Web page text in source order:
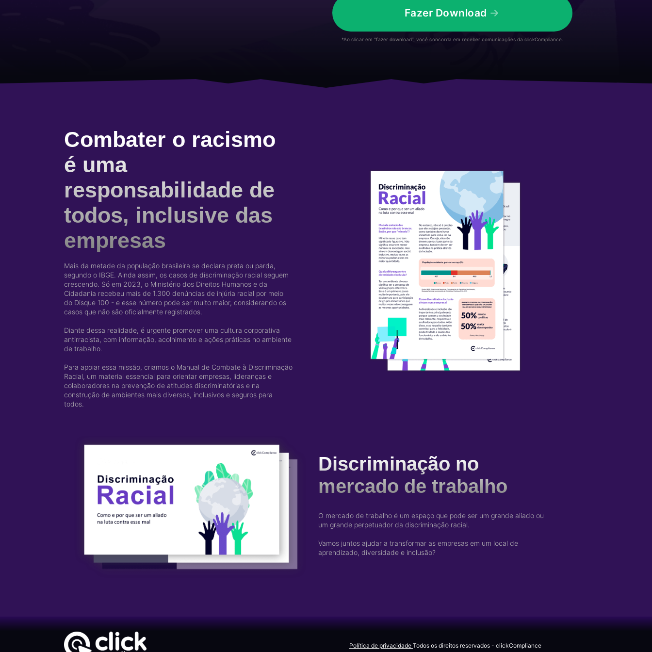
Fazer Download
*Ao clicar em “fazer download”, você concorda em receber comunicações da clickCompliance.
Combater o racismo
é uma
responsabilidade de
todos, inclusive das
empresas
Mais da metade da população brasileira se declara preta ou parda,
segundo o IBGE. Ainda assim, os casos de discriminação racial seguem
crescendo. Só em 2023, o Ministério dos Direitos Humanos e da
Cidadania recebeu mais de 1.300 denúncias de injúria racial por meio
do Disque 100 - e esse número pode ser muito maior, considerando os
casos que não são oficialmente registrados.
Diante dessa realidade, é urgente promover uma cultura corporativa
antirracista, com informação, acolhimento e ações práticas no ambiente
de trabalho.
Para apoiar essa missão, criamos o Manual de Combate à Discriminação
Racial, um material essencial para orientar empresas, lideranças e
colaboradores na prevenção de atitudes discriminatórias e na
construção de ambientes mais diversos, inclusivos e seguros para
todos.
Discriminação no
mercado de trabalho
O mercado de trabalho é um espaço que pode ser um grande aliado ou
um grande perpetuador da discriminação racial.
Vamos juntos ajudar a transformar as empresas em um local de
aprendizado, diversidade e inclusão?
Política de privacidade Todos os direitos reservados - clickCompliance